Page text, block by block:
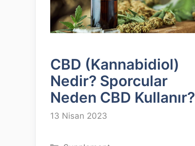
CBD (Kannabidiol)
Nedir? Sporcular
Neden CBD Kullanır?
13 Nisan 2023